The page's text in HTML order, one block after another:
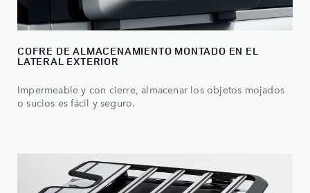
COFRE DE ALMACENAMIENTO MONTADO EN EL
LATERAL EXTERIOR
Impermeable y con cierre, almacenar los objetos mojados
o sucios es fácil y seguro.